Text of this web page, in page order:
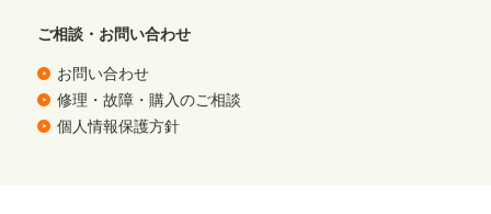
ご相談・お問い合わせ
お問い合わせ
修理・故障・購入のご相談
個人情報保護方針